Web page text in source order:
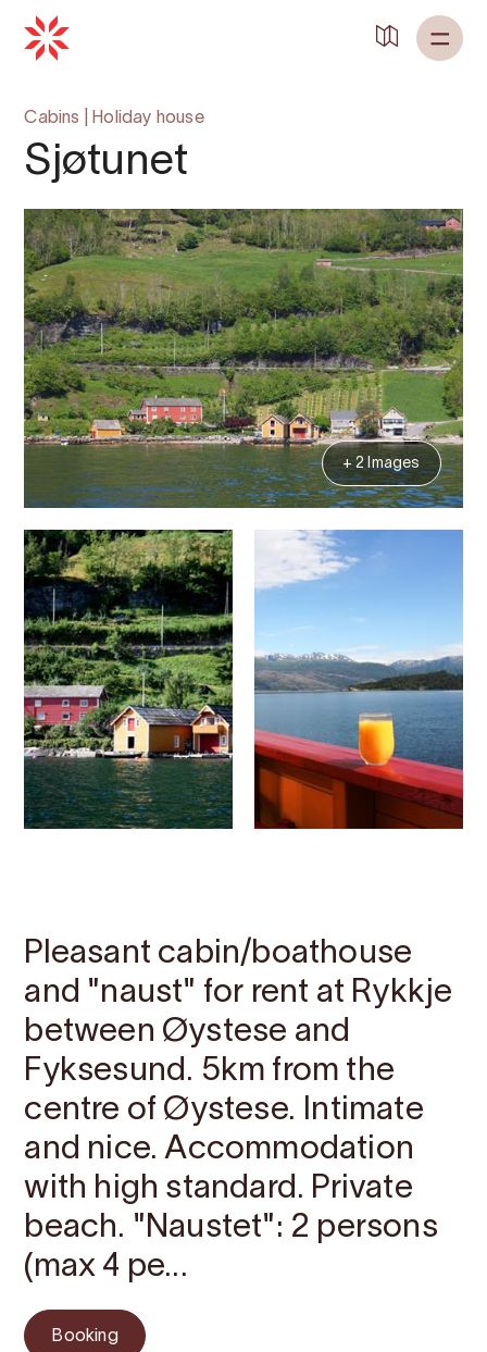
Cabins Holiday house
Sjøtunet
+ 2 Images
Pleasant cabin/boathouse
and "naust" for rent at Rykkje
between Øystese and
Fyksesund. 5km from the
centre of Øystese. Intimate
and nice. Accommodation
with high standard. Private
beach. "Naustet": 2 persons
(max 4 pe...
Booking